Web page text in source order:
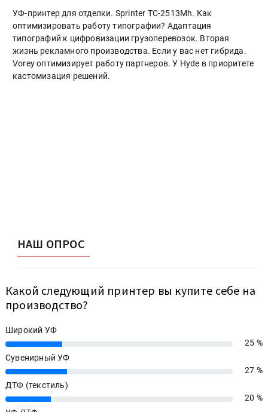
УФ-принтер для отделки. Sprinter ТС-2513Mh. Как
оптимизировать работу типографии? Адаптация
типографий к цифровизации грузоперевозок. Вторая
жизнь рекламного производства. Если у вас нет гибрида.
Vorey оптимизирует работу партнеров. У Hyde в приоритете
кастомизация решений.
НАШ ОПРОС
Какой следующий принтер вы купите себе на
производство?
Широкий УФ
25%
25 %
Сувенирный УФ
27%
27 %
ДТФ (текстиль)
20%
20 %